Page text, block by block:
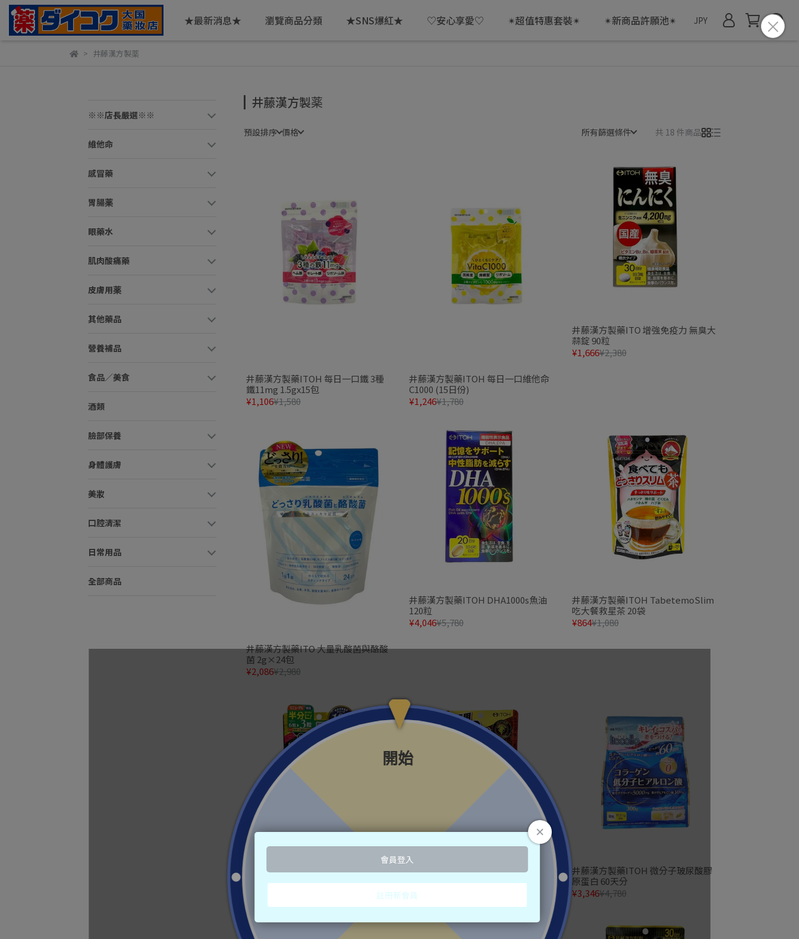
★最新消息★ 瀏覽商品分類 ★SNS爆紅★ ♡安心享愛♡ ✴超值特惠套裝✴ ✴新商品許願池✴ JPY
井藤漢方製薬
※※店長嚴選※※
維他命
感冒藥
胃腸薬
眼藥水
肌肉酸痛藥
皮膚用薬
其他藥品
營養補品
食品／美食
酒類
臉部保養
身體護膚
美妝
口腔清潔
日常用品
全部商品
井藤漢方製薬
預設排序 價格 所有篩選條件 共 18 件商品
井藤漢方製藥ITOH 每日一口鐵 3種
鐵11mg 1.5gx15包
¥1,106¥1,580
井藤漢方製藥ITOH 每日一口維他命
C1000 (15日份)
¥1,246¥1,780
井藤漢方製藥ITO 增強免疫力 無臭大
蒜錠 90粒
¥1,666¥2,380
井藤漢方製藥ITO 大量乳酸菌與酪酸
菌 2g×24包
¥2,086¥2,980
井藤漢方製藥ITOH DHA1000s魚油
120粒
¥4,046¥5,780
井藤漢方製藥ITOH TabetemoSlim
吃大餐救星茶 20袋
¥864¥1,080
井藤漢方製藥ITOH 吃大餐也想瘦身
補給 63日分
藤漢方製藥ITOH 強力瑪卡3600 120
粒
¥2,786
井藤漢方製藥ITOH 微分子玻尿酸膠
原蛋白 60天分
¥3,346¥4,780